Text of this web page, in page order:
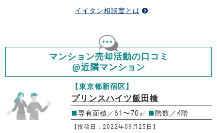
イイタン相談室とは
マンション売却活動の口コミ
@近隣マンション
【東京都新宿区】
プリンスハイツ飯田橋
■専有面積／61〜70㎡ ■階数／4階
【投稿日：2022年09月25日】